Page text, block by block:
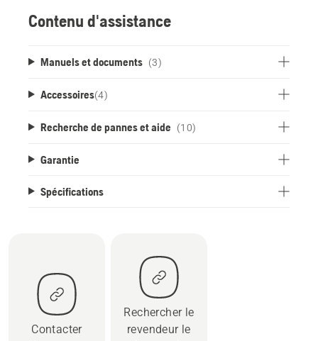
Contenu d'assistance
Manuels et documents (3)
Accessoires(4)
Recherche de pannes et aide (10)
Garantie
Spécifications
Contacter
Rechercher le
revendeur le